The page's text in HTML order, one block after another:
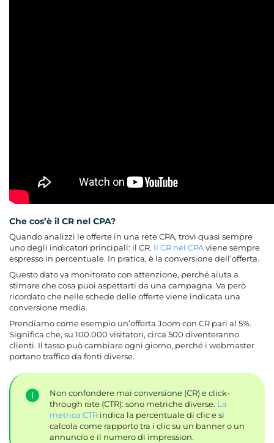
Che cos’è il CR nel CPA?
Quando analizzi le offerte in una rete CPA, trovi quasi sempre
uno degli indicatori principali: il CR. Il CR nel CPAviene sempre
espresso in percentuale. In pratica, è la conversione dell’offerta.
Questo dato va monitorato con attenzione, perché aiuta a
stimare che cosa puoi aspettarti da una campagna. Va però
ricordato che nelle schede delle offerte viene indicata una
conversione media.
Prendiamo come esempio un’offerta Joom con CR pari al 5%.
Significa che, su 100.000 visitatori, circa 500 diventeranno
clienti. Il tasso può cambiare ogni giorno, perché i webmaster
portano traffico da fonti diverse.
Non confondere mai conversione (CR) e click-
through rate (CTR): sono metriche diverse. La
metrica CTR indica la percentuale di clic e si
calcola come rapporto tra i clic su un banner o un
annuncio e il numero di impression.